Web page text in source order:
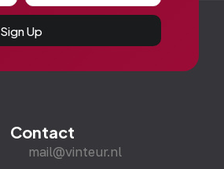
Sign Up
Contact
mail@vinteur.nl